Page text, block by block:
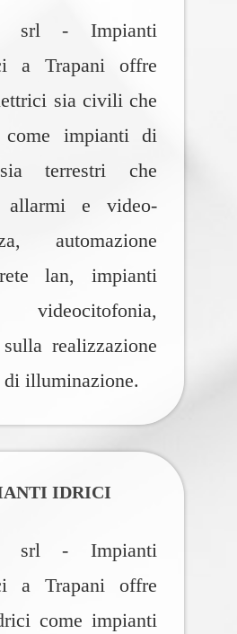
srl - Impianti
a Trapani offre
sia civili che
come impianti di
terrestri che
allarmi e video-
automazione
lan, impianti
videocitofonia,
realizzazione
di illuminazione.
IDRICI
srl - Impianti
a Trapani offre
come impianti